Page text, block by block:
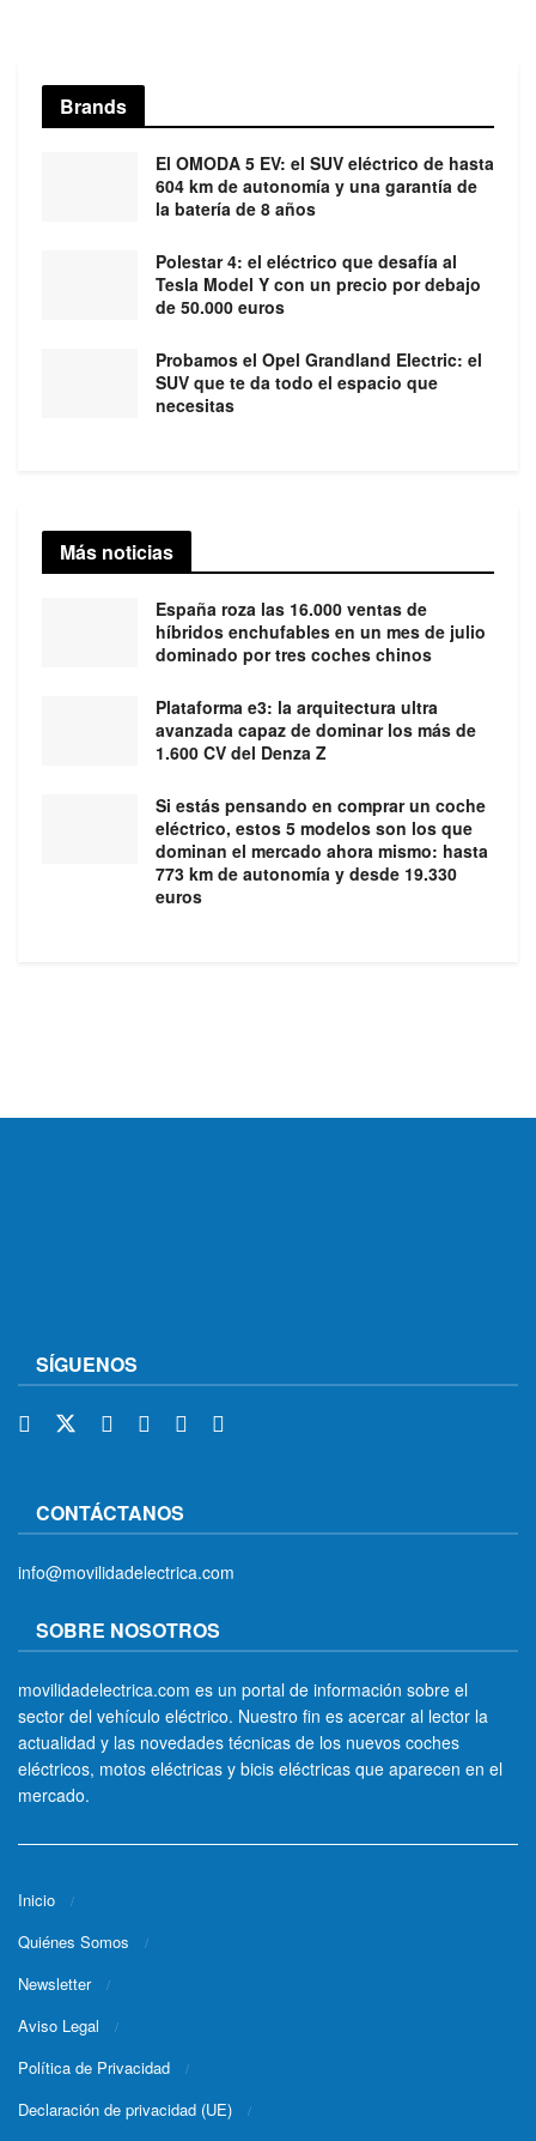
Brands
El OMODA 5 EV: el SUV eléctrico de hasta
604 km de autonomía y una garantía de
la batería de 8 años
Polestar 4: el eléctrico que desafía al
Tesla Model Y con un precio por debajo
de 50.000 euros
Probamos el Opel Grandland Electric: el
SUV que te da todo el espacio que
necesitas
Más noticias
España roza las 16.000 ventas de
híbridos enchufables en un mes de julio
dominado por tres coches chinos
Plataforma e3: la arquitectura ultra
avanzada capaz de dominar los más de
1.600 CV del Denza Z
Si estás pensando en comprar un coche
eléctrico, estos 5 modelos son los que
dominan el mercado ahora mismo: hasta
773 km de autonomía y desde 19.330
euros
SÍGUENOS
CONTÁCTANOS
info@movilidadelectrica.com
SOBRE NOSOTROS
movilidadelectrica.com es un portal de información sobre el
sector del vehículo eléctrico. Nuestro fin es acercar al lector la
actualidad y las novedades técnicas de los nuevos coches
eléctricos, motos eléctricas y bicis eléctricas que aparecen en el
mercado.
Inicio
Quiénes Somos
Newsletter
Aviso Legal
Política de Privacidad
Declaración de privacidad (UE)